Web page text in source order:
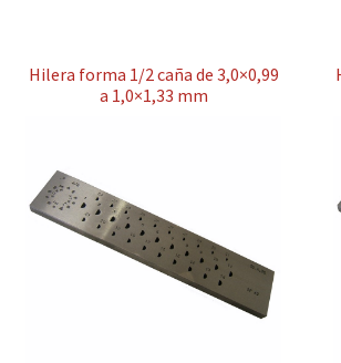
Hilera forma 1/2 caña de 3,0×0,99
a 1,0×1,33 mm